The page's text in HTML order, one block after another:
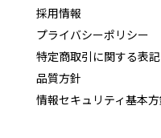
採用情報
プライバシーポリシー
特定商取引に関する表記
品質方針
情報セキュリティ基本